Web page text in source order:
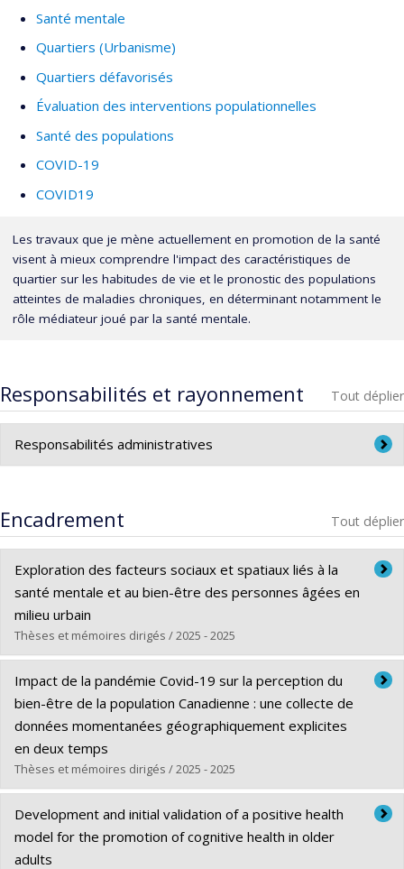
Santé mentale
Quartiers (Urbanisme)
Quartiers défavorisés
Évaluation des interventions populationnelles
Santé des populations
COVID-19
COVID19
Les travaux que je mène actuellement en promotion de la santé
visent à mieux comprendre l'impact des caractéristiques de
quartier sur les habitudes de vie et le pronostic des populations
atteintes de maladies chroniques, en déterminant notamment le
rôle médiateur joué par la santé mentale.
Responsabilités et rayonnement Tout déplier
Responsabilités administratives
Maîtrise en santé publique
Encadrement Tout déplier
Exploration des facteurs sociaux et spatiaux liés à la
santé mentale et au bien-être des personnes âgées en
milieu urbain
Thèses et mémoires dirigés / 2025 - 2025
Diplômé(e) :Elhania, Nadra
Cycle :Doctorat
Diplôme obtenu :Ph. D.
Lien vers le document dans Papyrus
Impact de la pandémie Covid-19 sur la perception du
bien-être de la population Canadienne : une collecte de
données momentanées géographiquement explicites
en deux temps
Thèses et mémoires dirigés / 2025 - 2025
Diplômé(e) :Maurel, Allison
Cycle :Maîtrise
Diplôme obtenu :
Development and initial validation of a positive health
model for the promotion of cognitive health in older
adults